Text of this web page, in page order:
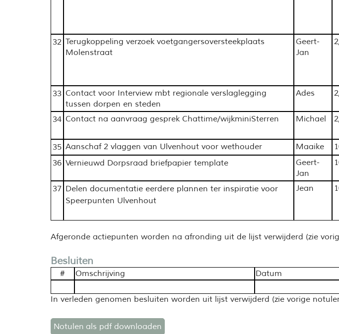
32 Terugkoppeling verzoek voetgangersoversteekplaats
Molenstraat
Geert-
Jan
33 Contact voor Interview mbt regionale verslaglegging
tussen dorpen en steden
Ades
34 Contact na aanvraag gesprek Chattime/wijkminiSterren Michael
35 Aanschaf 2 vlaggen van Ulvenhout voor wethouder Maaike
36 Vernieuwd Dorpsraad briefpapier template
Geert-
Jan
37 Delen documentatie eerdere plannen ter inspiratie voor
Speerpunten Ulvenhout
Jean
Afgeronde actiepunten worden na afronding uit de lijst verwijderd (zie
Besluiten
# Omschrijving Datum
In verleden genomen besluiten worden uit lijst verwijderd (zie vorige
Notulen als pdf downloaden